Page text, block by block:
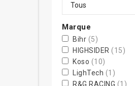
Marque
Bihr (5)
HIGHSIDER (15)
Koso (10)
LighTech (1)
R&G RACING (1)